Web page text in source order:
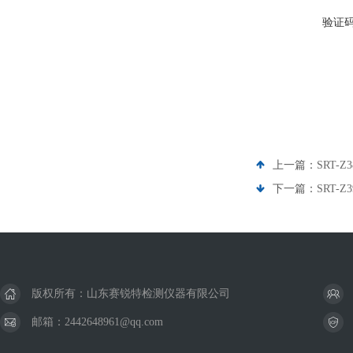
验证
上一篇： SRT-
下一篇： SRT-
版权所有：山东赛锐特检测仪器有限公司
邮箱：2442648961@qq.com